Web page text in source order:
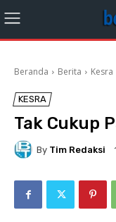
Beranda Berita Kesra
KESRA
Tak Cukup
By Tim Redaksi